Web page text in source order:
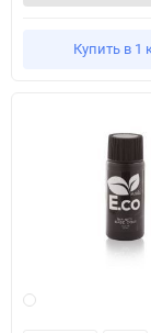
Купить в 1